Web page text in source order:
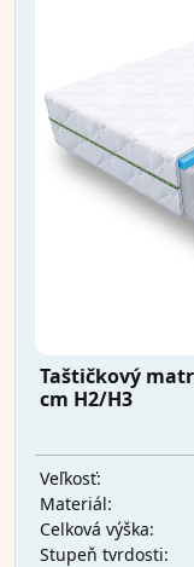
Taštičkový
cm H2/H3
Veľkosť:
Materiál:
Celková výška:
Stupeň tvrdosti: